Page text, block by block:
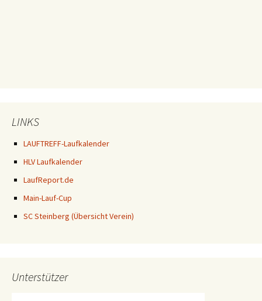
LINKS
LAUFTREFF-Laufkalender
HLV Laufkalender
LaufReport.de
Main-Lauf-Cup
SC Steinberg (Übersicht Verein)
Unterstützer